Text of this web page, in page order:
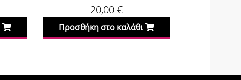
20,00€
Προσθήκη στο καλάθι